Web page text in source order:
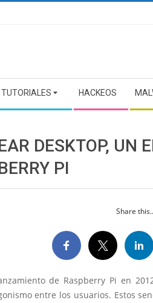
TUTORIALES HACKEOS
DESKTOP, UN
PI
Share
de Raspberry Pi en
entre los usuarios. Estos